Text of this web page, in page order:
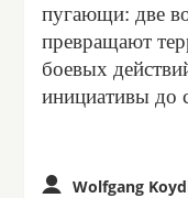
пугающи: две
превращают
боевых
инициативы до
Wolfgang